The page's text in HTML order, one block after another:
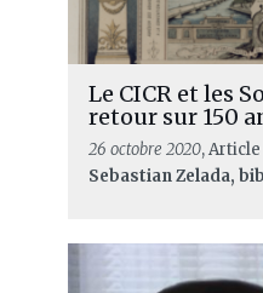
Le CICR et les
retour sur 150
26 octobre 2020,
Sebastian Zelada,